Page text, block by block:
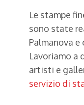
Le stampe
sono state
Palmanova
Lavoriamo a
artisti e
servizio di